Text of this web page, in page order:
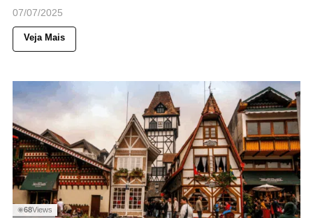
07/07/2025
Veja Mais
◉68Views